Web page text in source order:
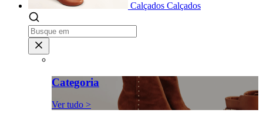
Calçados Calçados
Categoria
Ver tudo >